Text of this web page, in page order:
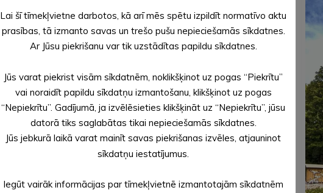
Lai šī tīmekļvietne darbotos, kā arī mēs spētu izpildīt normatīvo aktu
prasības, tā izmanto savas un trešo pušu nepieciešamās sīkdatnes.
Ar Jūsu piekrišanu var tik uzstādītas papildu sīkdatnes.
Jūs varat piekrist visām sīkdatnēm, noklikšķinot uz pogas “Piekrītu”
vai noraidīt papildu sīkdatņu izmantošanu, klikšķinot uz pogas
“Nepiekrītu”. Gadījumā, ja izvēlēsieties klikšķināt uz “Nepiekrītu”, jūsu
datorā tiks saglabātas tikai nepieciešamās sīkdatnes.
Jūs jebkurā laikā varat mainīt savas piekrišanas izvēles, atjauninot
sīkdatņu iestatījumus.
Iegūt vairāk informācijas par tīmekļvietnē izmantotajām sīkdatnēm